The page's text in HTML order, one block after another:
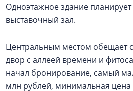
Одноэтажное здание
выставочный зал.
Центральным местом обещает
двор с аллеей времени и
начал бронирование, самый
млн рублей, минимальная цена